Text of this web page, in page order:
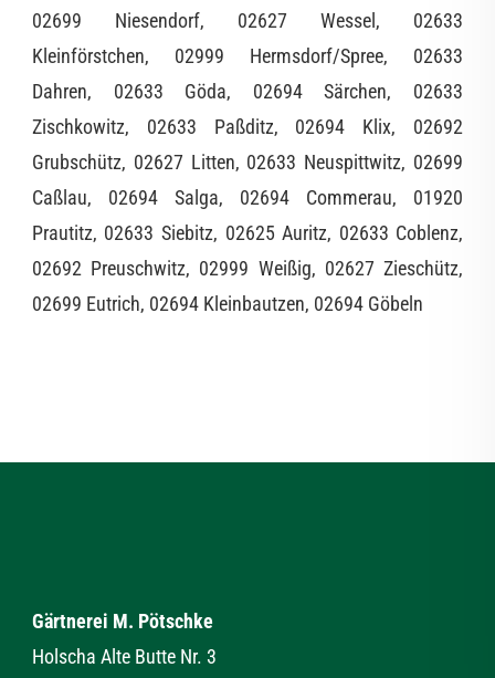
02699 Niesendorf, 02627 Wessel, 02633
Kleinförstchen, 02999 Hermsdorf/Spree, 02633
Dahren, 02633 Göda, 02694 Särchen, 02633
Zischkowitz, 02633 Paßditz, 02694 Klix, 02692
Grubschütz, 02627 Litten, 02633 Neuspittwitz, 02699
Caßlau, 02694 Salga, 02694 Commerau, 01920
Prautitz, 02633 Siebitz, 02625 Auritz, 02633 Coblenz,
02692 Preuschwitz, 02999 Weißig, 02627 Zieschütz,
02699 Eutrich, 02694 Kleinbautzen, 02694 Göbeln
Gärtnerei M. Pötschke
Holscha Alte Butte Nr. 3